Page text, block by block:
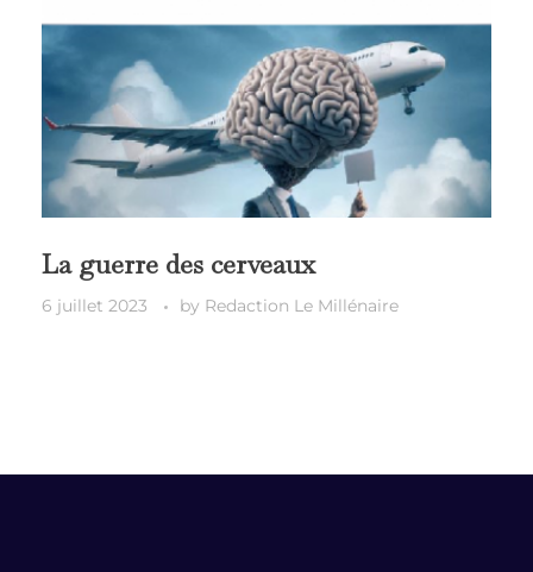
La guerre des cerveaux
6 juillet 2023 by Redaction Le Millénaire